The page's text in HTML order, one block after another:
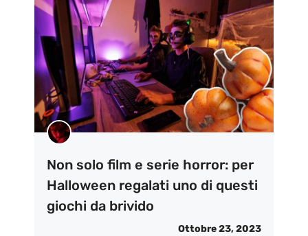
Non solo film e serie horror: per
Halloween regalati uno di questi
giochi da brivido
Ottobre 23, 2023